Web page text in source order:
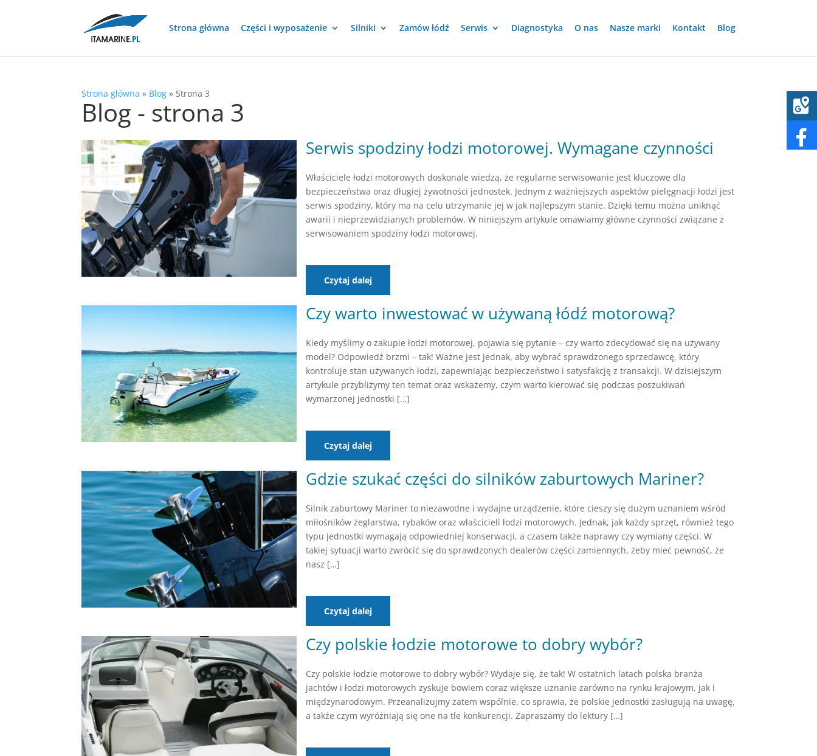
Strona główna Części i wyposażenie Silniki Zamów łódź Serwis Diagnostyka O nas Nasze marki Kontakt Blog
Strona główna » Blog »Strona 3
Blog - strona 3
Serwis spodziny łodzi motorowej. Wymagane czynności
Właściciele łodzi motorowych doskonale wiedzą, że regularne serwisowanie jest kluczowe dla
bezpieczeństwa oraz długiej żywotności jednostek. Jednym z ważniejszych aspektów pielęgnacji łodzi jest
serwis spodziny, który ma na celu utrzymanie jej w jak najlepszym stanie. Dzięki temu można uniknąć
awarii i nieprzewidzianych problemów. W niniejszym artykule omawiamy główne czynności związane z
serwisowaniem spodziny łodzi motorowej.
Czytaj dalej
Czy warto inwestować w używaną łódź motorową?
Kiedy myślimy o zakupie łodzi motorowej, pojawia się pytanie – czy warto zdecydować się na używany
model? Odpowiedź brzmi – tak! Ważne jest jednak, aby wybrać sprawdzonego sprzedawcę, który
kontroluje stan używanych łodzi, zapewniając bezpieczeństwo i satysfakcję z transakcji. W dzisiejszym
artykule przybliżymy ten temat oraz wskażemy, czym warto kierować się podczas poszukiwań
wymarzonej jednostki […]
Czytaj dalej
Gdzie szukać części do silników zaburtowych Mariner?
Silnik zaburtowy Mariner to niezawodne i wydajne urządzenie, które cieszy się dużym uznaniem wśród
miłośników żeglarstwa, rybaków oraz właścicieli łodzi motorowych. Jednak, jak każdy sprzęt, również tego
typu jednostki wymagają odpowiedniej konserwacji, a czasem także naprawy czy wymiany części. W
takiej sytuacji warto zwrócić się do sprawdzonych dealerów części zamiennych, żeby mieć pewność, że
nasz […]
Czytaj dalej
Czy polskie łodzie motorowe to dobry wybór?
Czy polskie łodzie motorowe to dobry wybór? Wydaje się, że tak! W ostatnich latach polska branża
jachtów i łodzi motorowych zyskuje bowiem coraz większe uznanie zarówno na rynku krajowym, jak i
międzynarodowym. Przeanalizujmy zatem wspólnie, co sprawia, że polskie jednostki zasługują na uwagę,
a także czym wyróżniają się one na tle konkurencji. Zapraszamy do lektury […]